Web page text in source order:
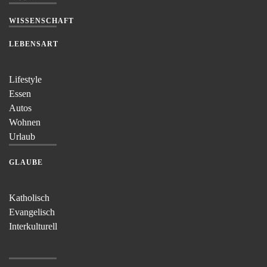
WISSENSCHAFT
LEBENSART
Lifestyle
Essen
Autos
Wohnen
Urlaub
GLAUBE
Katholisch
Evangelisch
Interkulturell